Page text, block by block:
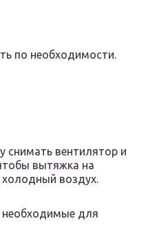
по необходимости.
снимать вентилятор и
вытяжка на
холодный воздух.
для